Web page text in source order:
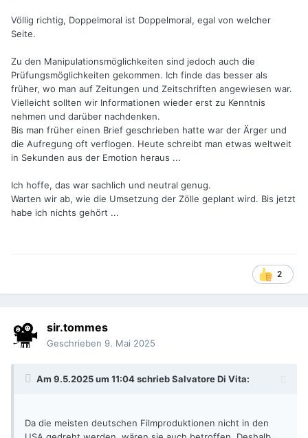
Völlig richtig, Doppelmoral ist Doppelmoral, egal von welcher
Seite.
Zu den Manipulationsmöglichkeiten sind jedoch auch die
Prüfungsmöglichkeiten gekommen. Ich finde das besser als
früher, wo man auf Zeitungen und Zeitschriften angewiesen war.
Vielleicht sollten wir Informationen wieder erst zu Kenntnis
nehmen und darüber nachdenken.
Bis man früher einen Brief geschrieben hatte war der Ärger und
die Aufregung oft verflogen. Heute schreibt man etwas weltweit
in Sekunden aus der Emotion heraus ...
Ich hoffe, das war sachlich und neutral genug.
Warten wir ab, wie die Umsetzung der Zölle geplant wird. Bis jetzt
habe ich nichts gehört ...
2
sir.tommes
Geschrieben 9. Mai 2025
Am 9.5.2025 um 11:04 schriebSalvatore Di Vita:
Da die meisten deutschen Filmproduktionen nicht in den